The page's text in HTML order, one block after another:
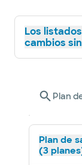
Los
cambios
Plan
Plan de
(3